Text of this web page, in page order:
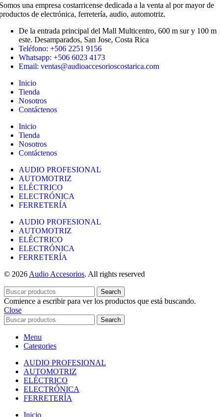
una empresa costarricense dedicada a la venta al por mayor de
de electrónica, ferretería, audio, automotriz.
De la entrada principal del Mall Multicentro, 600 m sur y 100 m
este. Desamparados, San Jose, Costa Rica
Teléfono: +506 2251 9156
Whatsapp: +506 6023 4173
Email: ventas@audioaccesorioscostarica.com
Inicio
Tienda
Nosotros
Contáctenos
Inicio
Tienda
Nosotros
Contáctenos
AUDIO PROFESIONAL
AUTOMOTRIZ
ELÉCTRICO
ELECTRÓNICA
FERRETERÍA
AUDIO PROFESIONAL
AUTOMOTRIZ
ELÉCTRICO
ELECTRÓNICA
FERRETERÍA
© 2026 Audio Accesorios. All rights reserved
Search
Comience a escribir para ver los productos que está buscando.
Close
Search
Menu
Categories
AUDIO PROFESIONAL
AUTOMOTRIZ
ELÉCTRICO
ELECTRÓNICA
FERRETERÍA
Inicio